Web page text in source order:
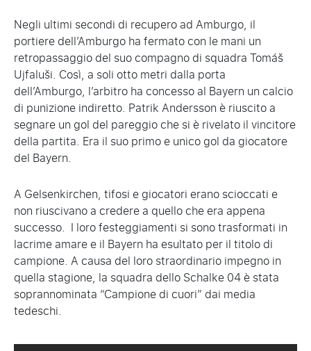
Negli ultimi secondi di recupero ad Amburgo, il
portiere dell’Amburgo ha fermato con le mani un
retropassaggio del suo compagno di squadra Tomáš
Ujfaluši. Così, a soli otto metri dalla porta
dell’Amburgo, l’arbitro ha concesso al Bayern un calcio
di punizione indiretto. Patrik Andersson è riuscito a
segnare un gol del pareggio che si è rivelato il vincitore
della partita. Era il suo primo e unico gol da giocatore
del Bayern.
A Gelsenkirchen, tifosi e giocatori erano scioccati e
non riuscivano a credere a quello che era appena
successo. I loro festeggiamenti si sono trasformati in
lacrime amare e il Bayern ha esultato per il titolo di
campione. A causa del loro straordinario impegno in
quella stagione, la squadra dello Schalke 04 è stata
soprannominata “Campione di cuori” dai media
tedeschi.